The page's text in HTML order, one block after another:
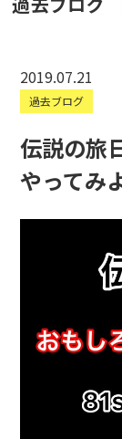
2019.07.21
過去ブログ
伝説の旅
やってみ